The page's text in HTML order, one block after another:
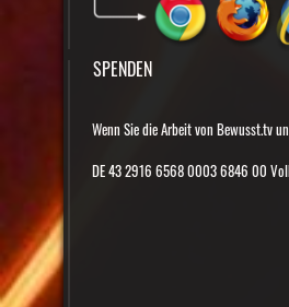
SPENDEN
Wenn Sie die Arbeit von Bewusst.tv
DE 43 2916 6568 0003 6846 00